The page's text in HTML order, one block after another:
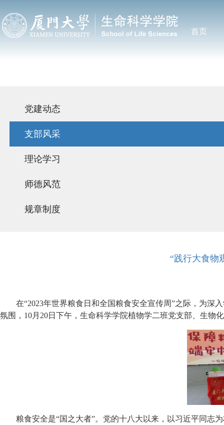
首页
党建动态
支部风采
理论学习
师德风范
规章制度
“践行大食
在“2023年世界粮食日和全国粮食安全宣传周”之际，为深
氛围， 10月 20日下午，生命科学学院植物学二班党支部、生物
粮食安全是“国之大者”。党的十八大以来，以习近平同志